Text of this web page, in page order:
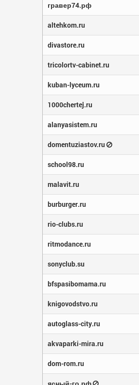
гравер74.рф
altehkom.ru
divastore.ru
tricolortv-cabinet.ru
kuban-lyceum.ru
1000chertej.ru
alanyasistem.ru
domentuziastov.ru
school98.ru
malavit.ru
burburger.ru
rio-clubs.ru
ritmodance.ru
sonyclub.su
bfspasibomama.ru
knigovodstvo.ru
autoglass-city.ru
akvaparki-mira.ru
dom-rom.ru